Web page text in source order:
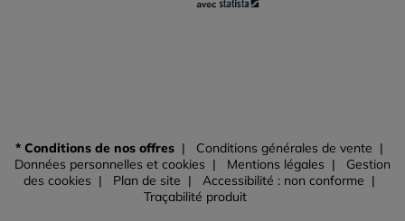
* Conditions de nos offres
Conditions générales de vente
Données personnelles et cookies
Mentions légales
Gestion
des cookies
Plan de site
Accessibilité : non conforme
Traçabilité produit